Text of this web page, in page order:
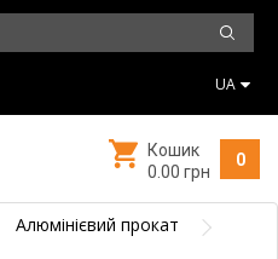
UA
0
Кошик
0.00 грн
Алюмінієвий прокат